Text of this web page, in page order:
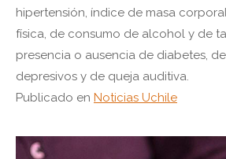
hipertensión, índice de masa
física, de consumo de alcohol y de
presencia o ausencia de diabetes,
depresivos y de queja auditiva.
Publicado en Noticias Uchile